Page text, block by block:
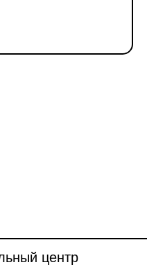
центр